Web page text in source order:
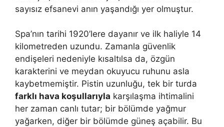
sayısız efsanevi anın yaşandığı yer olmuştur.
Spa’nın tarihi 1920’lere dayanır ve ilk haliyle 14
kilometreden uzundu. Zamanla güvenlik
endişeleri nedeniyle kısaltılsa da, özgün
karakterini ve meydan okuyucu ruhunu asla
kaybetmemiştir. Pistin uzunluğu, tek bir turda
farklı hava koşullarıyla karşılaşma ihtimalini
her zaman canlı tutar; bir bölümde yağmur
yağarken, diğer bir bölümde güneş açabilir. Bu